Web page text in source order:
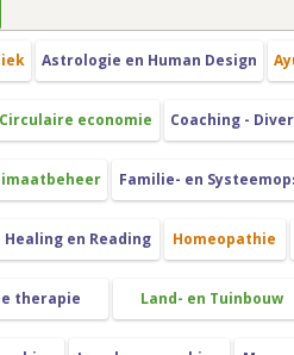
Astrologie en Human Design
Circulaire economie Coaching -
Familie- en
Healing en Reading Homeopathie
therapie Land- en Tuinbouw